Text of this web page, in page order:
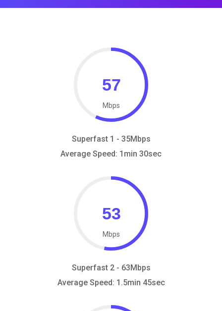
Mbps
Superfast 1 - 35Mbps
Average Speed: 1min 30sec
Mbps
Superfast 2 - 63Mbps
Average Speed: 1.5min 45sec